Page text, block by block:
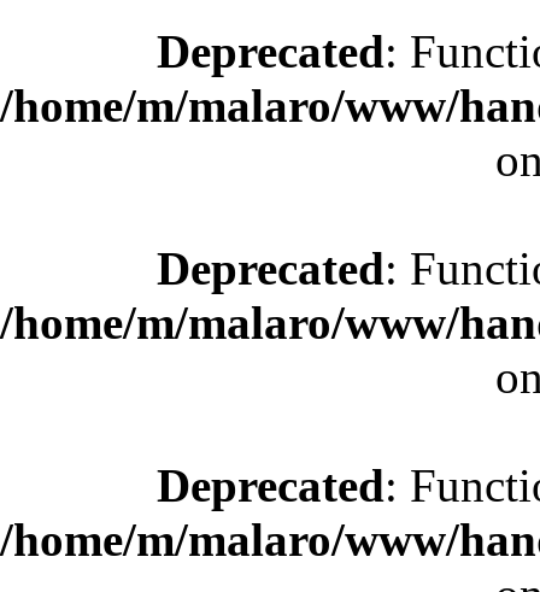
Deprecated:
/home/m/malaro/www/
Deprecated:
/home/m/malaro/www/
Deprecated:
/home/m/malaro/www/